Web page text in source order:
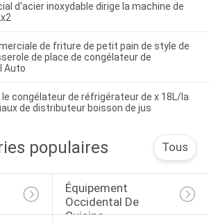
d'acier inoxydable dirige la machine de
de friture de petit pain de style de
de place de congélateur de
Auto
le congélateur de réfrigérateur de x 18L/la
de distributeur boisson de jus
populaires Tous
Équipement
Occidental De
Cuisine